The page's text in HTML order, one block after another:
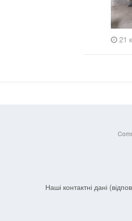
21
Наші контактні дані